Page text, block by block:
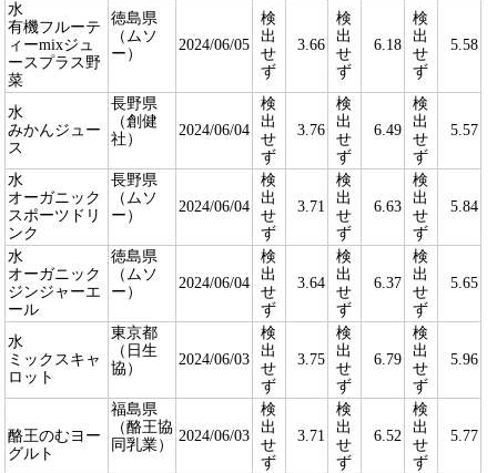
水
有機フルーテ
ィーmixジュ
ースプラス野
菜
徳島県
（ムソ
ー）
2024/06/05
検
出
せ
ず
3.66
検
出
せ
ず
6.18
検
出
せ
ず
5.58
水
みかんジュー
ス
長野県
（創健
社）
2024/06/04
検
出
せ
ず
3.76
検
出
せ
ず
6.49
検
出
せ
ず
5.57
水
オーガニック
スポーツドリ
ンク
長野県
（ムソ
ー）
2024/06/04
検
出
せ
ず
3.71
検
出
せ
ず
6.63
検
出
せ
ず
5.84
水
オーガニック
ジンジャーエ
ール
徳島県
（ムソ
ー）
2024/06/04
検
出
せ
ず
3.64
検
出
せ
ず
6.37
検
出
せ
ず
5.65
水
ミックスキャ
ロット
東京都
（日生
協）
2024/06/03
検
出
せ
ず
3.75
検
出
せ
ず
6.79
検
出
せ
ず
5.96
酪王のむヨー
グルト
福島県
（酪王協
同乳業）
2024/06/03
検
出
せ
ず
3.71
検
出
せ
ず
6.52
検
出
せ
ず
5.77